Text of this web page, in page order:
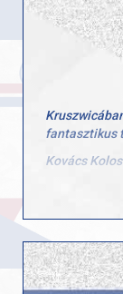
fantasztikus
Kovács
Takács
megelőzve
A regatta
az egységet